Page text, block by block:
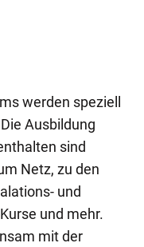
werden speziell
Ausbildung
sind
Netz, zu den
und
und mehr.
mit der